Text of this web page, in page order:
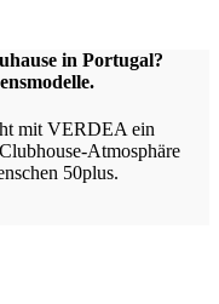
in Portugal?
mit VERDEA ein
Atmosphäre
50plus.